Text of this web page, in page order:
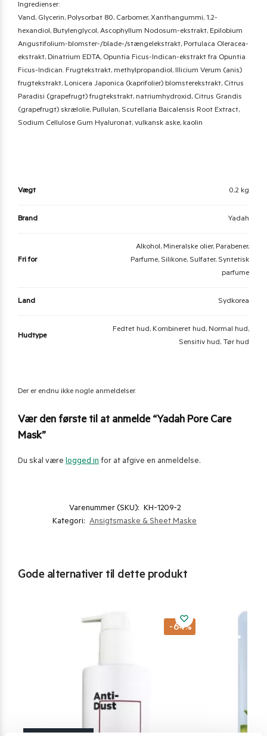
Ingredienser:
Vand, Glycerin, Polysorbat 80, Carbomer, Xanthangummi, 1,2-
hexandiol, Butylenglycol, Ascophyllum Nodosum-ekstrakt, Epilobium
Angustifolium-blomster-/blade-/stængelekstrakt, Portulaca Oleracea-
ekstrakt, Dinatrium EDTA, Opuntia Ficus-Indican-ekstrakt fra Opuntia
Ficus-Indican. Frugtekstrakt, methylpropandiol, Illicium Verum (anis)
frugtekstrakt, Lonicera Japonica (kaprifolier) blomsterekstrakt, Citrus
Paradisi (grapefrugt) frugtekstrakt, natriumhydroxid, Citrus Grandis
(grapefrugt) skrælolie, Pullulan, Scutellaria Baicalensis Root Extract,
Sodium Cellulose Gum Hyaluronat, vulkansk aske, kaolin
Vægt 0,2 kg
Brand Yadah
Fri for
Alkohol, Mineralske olier, Parabener,
Parfume, Silikone, Sulfater, Syntetisk
parfume
Land Sydkorea
Hudtype
Fedtet hud, Kombineret hud, Normal hud,
Sensitiv hud, Tør hud
Der er endnu ikke nogle anmeldelser.
Vær den første til at anmelde “Yadah Pore Care
Mask”
Du skal være logged in for at afgive en anmeldelse.
Varenummer (SKU): KH-1209-2
Kategori: Ansigtsmaske & Sheet Maske
Gode alternativer til dette produkt
-64%